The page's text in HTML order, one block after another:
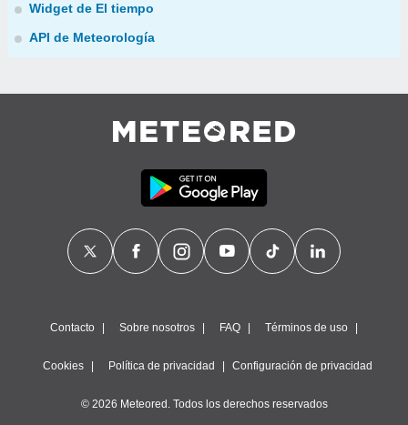
Widget de El tiempo
API de Meteorología
Contacto Sobre nosotros FAQ Términos de uso
Cookies Política de privacidad Configuración de privacidad
© 2026 Meteored. Todos los derechos reservados